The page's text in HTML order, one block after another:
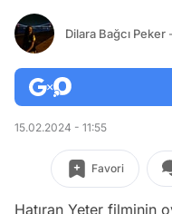
Dilara Bağcı Peker
15.02.2024 - 11:55
Favori
Hatıran Yeter filminin